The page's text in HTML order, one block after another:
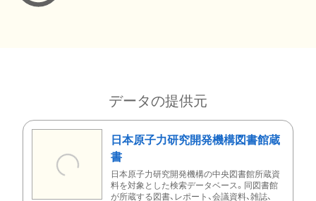
データの提供元
日本原子力研究開発機構図書館蔵
書
日本原子力研究開発機構の中央図書館所蔵資
料を対象とした検索データベース。同図書館
が所蔵する図書、レポート、会議資料、雑誌、